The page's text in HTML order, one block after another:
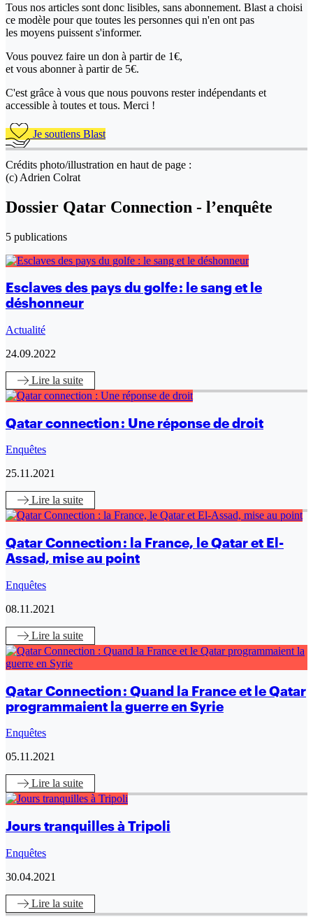
Tous nos articles sont donc lisibles, sans abonnement. Blast a choisi
ce modèle pour que toutes les personnes qui n'en ont pas
les moyens puissent s'informer.
Vous pouvez faire un don à partir de 1€,
et vous abonner à partir de 5€.
C'est grâce à vous que nous pouvons rester indépendants et
accessible à toutes et tous. Merci !
Je soutiens Blast
Crédits photo/illustration en haut de page :
(c) Adrien Colrat
Dossier Qatar Connection - l’enquête
5 publications
Esclaves des pays du golfe : le sang et le
déshonneur
Actualité
24.09.2022
Lire la suite
Qatar connection : Une réponse de droit
Enquêtes
25.11.2021
Lire la suite
Qatar Connection : la France, le Qatar et El-
Assad, mise au point
Enquêtes
08.11.2021
Lire la suite
Qatar Connection : Quand la France et le Qatar
programmaient la guerre en Syrie
Enquêtes
05.11.2021
Lire la suite
Jours tranquilles à Tripoli
Enquêtes
30.04.2021
Lire la suite